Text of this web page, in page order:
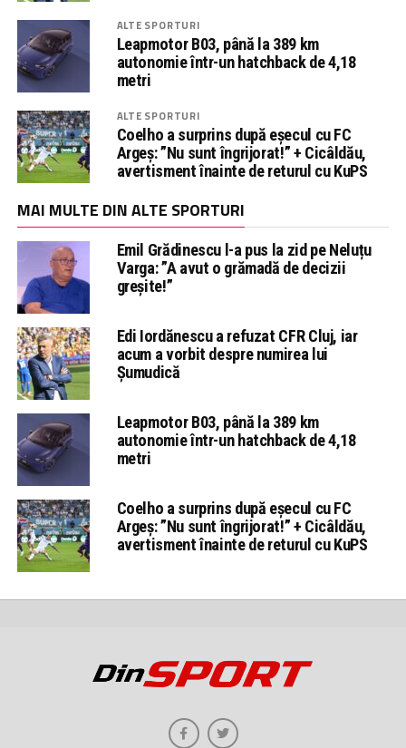
ALTE SPORTURI
Leapmotor B03, până la 389 km
autonomie într-un hatchback de 4,18
metri
ALTE SPORTURI
Coelho a surprins după eșecul cu FC
Argeș: ”Nu sunt îngrijorat!” + Cicâldău,
avertisment înainte de returul cu KuPS
MAI MULTE DIN ALTE SPORTURI
Emil Grădinescu l-a pus la zid pe Neluțu
Varga: ”A avut o grămadă de decizii
greșite!”
Edi Iordănescu a refuzat CFR Cluj, iar
acum a vorbit despre numirea lui
Șumudică
Leapmotor B03, până la 389 km
autonomie într-un hatchback de 4,18
metri
Coelho a surprins după eșecul cu FC
Argeș: ”Nu sunt îngrijorat!” + Cicâldău,
avertisment înainte de returul cu KuPS